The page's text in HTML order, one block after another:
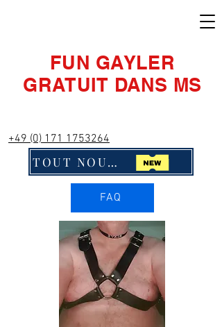
FUN GAYLER
GRATUIT DANS MS
+49 (0) 171 1753264
TOUT NOUVEAU ! Cliquez ici !!
FAQ